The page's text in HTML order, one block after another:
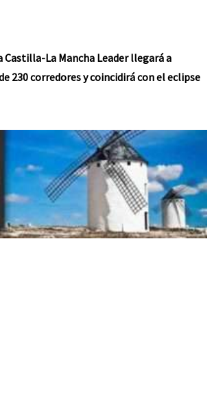
Castilla-La Mancha Leader llegará a
230 corredores y coincidirá con el eclipse